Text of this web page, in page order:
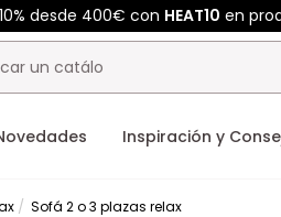
desde 400€ con HEAT10 en
Inspiración y
Sofá 2 o 3 plazas relax